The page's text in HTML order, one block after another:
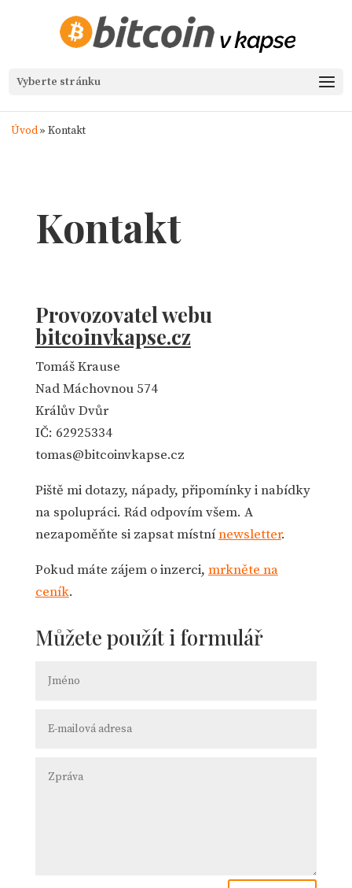
Vyberte stránku
Úvod» Kontakt
Kontakt
Provozovatel webu
bitcoinvkapse.cz
Tomáš Krause
Nad Máchovnou 574
Králův Dvůr
IČ: 62925334
tomas@bitcoinvkapse.cz
Piště mi dotazy, nápady, připomínky i nabídky
na spolupráci. Rád odpovím všem. A
nezapoměňte si zapsat místnínewsletter.
Pokud máte zájem o inzerci, mrkněte na
ceník.
Můžete použít i formulář